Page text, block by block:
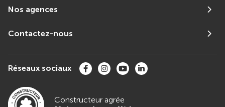
Nos agences
Contactez-nous
Réseaux sociaux
Constructeur agrée